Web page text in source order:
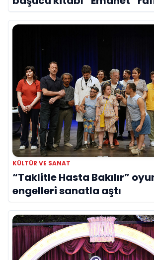
yerini aldı
KÜLTÜR VE SANAT
“Taklitle Hasta Bakılır”
engelleri sanatla aştı